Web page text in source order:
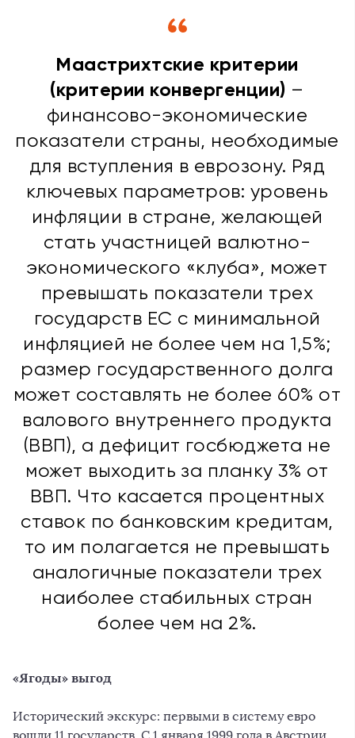
Маастрихтские критерии
(критерии конвергенции) –
финансово-экономические
показатели страны, необходимые
для вступления в еврозону. Ряд
ключевых параметров: уровень
инфляции в стране, желающей
стать участницей валютно-
экономического «клуба», может
превышать показатели трех
государств ЕС с минимальной
инфляцией не более чем на 1,5%;
размер государственного долга
может составлять не более 60% от
валового внутреннего продукта
(ВВП), а дефицит госбюджета не
может выходить за планку 3% от
ВВП. Что касается процентных
ставок по банковским кредитам,
то им полагается не превышать
аналогичные показатели трех
наиболее стабильных стран
более чем на 2%.
«Ягоды» выгод
Исторический экскурс: первыми в систему евро